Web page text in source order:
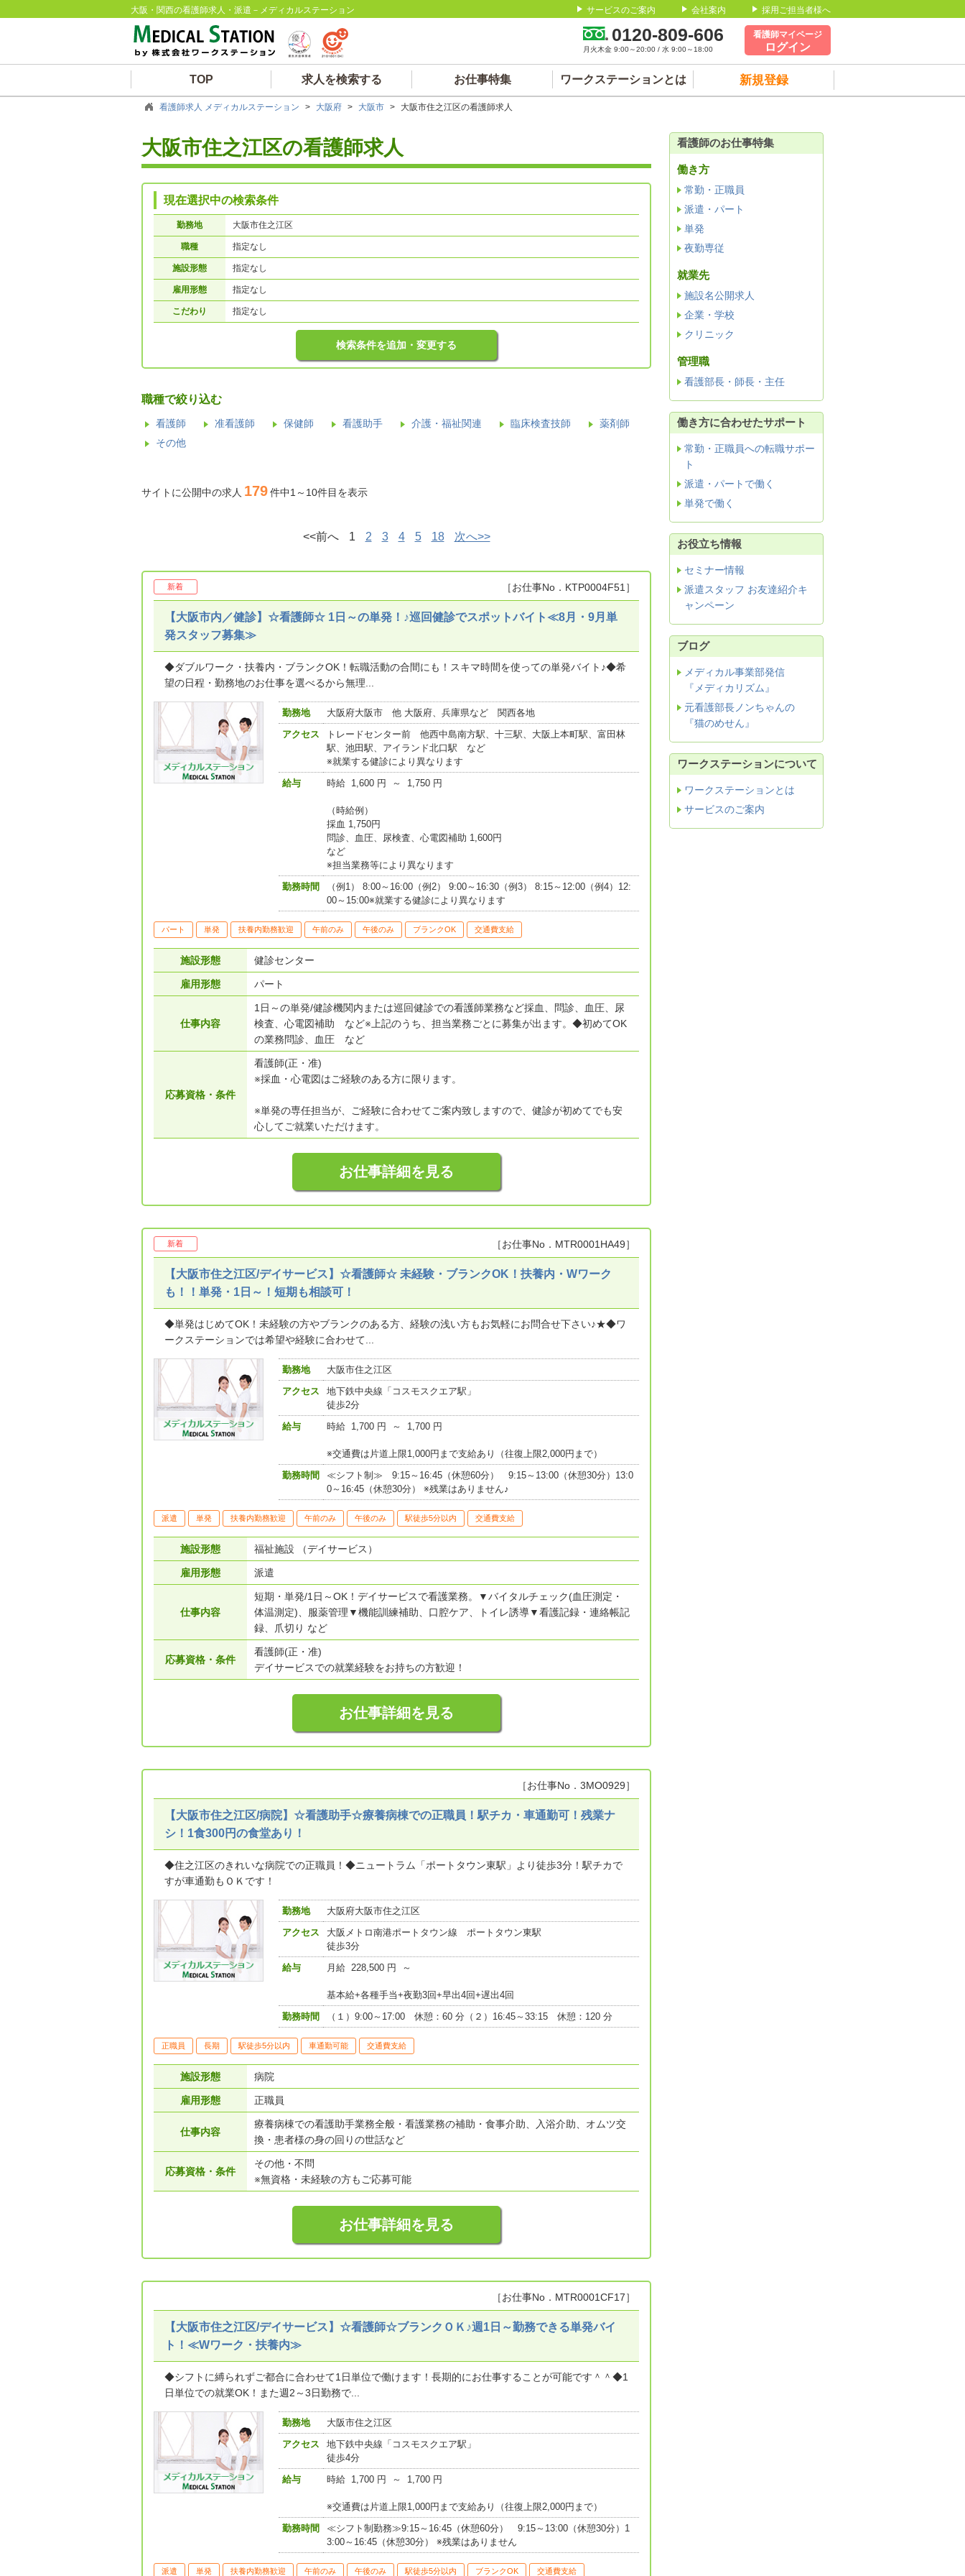
大阪・関西の看護師求人・派遣－メディカルステーション サービスのご案内 会社案内 採用ご担当者様へ
0120-809-606
月火木金 9:00～20:00 / 水 9:00～18:00
看護師マイページ
ログイン
TOP 求人を検索する お仕事特集 ワークステーションとは 新規登録
看護師求人 メディカルステーション > 大阪府 > 大阪市 > 大阪市住之江区の看護師求人
大阪市住之江区の看護師求人
現在選択中の検索条件
勤務地 大阪市住之江区
職種 指定なし
施設形態 指定なし
雇用形態 指定なし
こだわり 指定なし
検索条件を追加・変更する
職種で絞り込む
看護師 准看護師 保健師 看護助手 介護・福祉関連 臨床検査技師
薬剤師
その他
サイトに公開中の求人 179件中1～10件目を表示
<<前へ 1 2 3 4 5 18 次へ>>
［お仕事No．KTP0004F51］
新着
【大阪市内／健診】☆看護師☆ 1日～の単発！♪巡回健診でスポットバイト≪8月・9月単
発スタッフ募集≫
◆ダブルワーク・扶養内・ブランクOK！転職活動の合間にも！スキマ時間を使っての単発バイト♪◆希
望の日程・勤務地のお仕事を選べるから無理...
勤務地
大阪府大阪市 他 大阪府、兵庫県など 関西各地
アクセス
トレードセンター前 他西中島南方駅、十三駅、大阪上本町駅、富田林
駅、池田駅、アイランド北口駅 など
※就業する健診により異なります
給与
時給 1,600 円 ～ 1,750 円
（時給例）
採血 1,750円
問診、血圧、尿検査、心電図補助 1,600円
など
※担当業務等により異なります
勤務時間
（例1） 8:00～16:00（例2） 9:00～16:30（例3） 8:15～12:00（例4）12:
00～15:00※就業する健診により異なります
パート 単発 扶養内勤務歓迎 午前のみ 午後のみ ブランクOK 交通費支給
施設形態 健診センター
雇用形態 パート
仕事内容
1日～の単発/健診機関内または巡回健診での看護師業務など採血、問診、血圧、尿
検査、心電図補助 など※上記のうち、担当業務ごとに募集が出ます。◆初めてOK
の業務問診、血圧 など
応募資格・条件
看護師(正・准)
※採血・心電図はご経験のある方に限ります。
※単発の専任担当が、ご経験に合わせてご案内致しますので、健診が初めてでも安
心してご就業いただけます。
お仕事詳細を見る
［お仕事No．MTR0001HA49］
新着
【大阪市住之江区/デイサービス】☆看護師☆ 未経験・ブランクOK！扶養内・Wワーク
も！！単発・1日～！短期も相談可！
◆単発はじめてOK！未経験の方やブランクのある方、経験の浅い方もお気軽にお問合せ下さい♪★◆ワ
ークステーションでは希望や経験に合わせて...
勤務地
大阪市住之江区
アクセス
地下鉄中央線「コスモスクエア駅」
徒歩2分
給与
時給 1,700 円 ～ 1,700 円
※交通費は片道上限1,000円まで支給あり（往復上限2,000円まで）
勤務時間
≪シフト制≫ 9:15～16:45（休憩60分） 9:15～13:00（休憩30分）13:0
0～16:45（休憩30分） ※残業はありません♪
派遣 単発 扶養内勤務歓迎 午前のみ 午後のみ 駅徒歩5分以内 交通費支給
施設形態 福祉施設 （デイサービス）
雇用形態 派遣
仕事内容
短期・単発/1日～OK！デイサービスで看護業務。▼バイタルチェック(血圧測定・
体温測定)、服薬管理▼機能訓練補助、口腔ケア、トイレ誘導▼看護記録・連絡帳記
録、爪切り など
応募資格・条件
看護師(正・准)
デイサービスでの就業経験をお持ちの方歓迎！
お仕事詳細を見る
［お仕事No．3MO0929］
【大阪市住之江区/病院】☆看護助手☆療養病棟での正職員！駅チカ・車通勤可！残業ナ
シ！1食300円の食堂あり！
◆住之江区のきれいな病院での正職員！◆ニュートラム「ポートタウン東駅」より徒歩3分！駅チカで
すが車通勤もＯＫです！
勤務地
大阪府大阪市住之江区
アクセス
大阪メトロ南港ポートタウン線 ポートタウン東駅
徒歩3分
給与
月給 228,500 円 ～
基本給+各種手当+夜勤3回+早出4回+遅出4回
勤務時間
（１）9:00～17:00 休憩：60 分（２）16:45～33:15 休憩：120 分
正職員 長期 駅徒歩5分以内 車通勤可能 交通費支給
施設形態 病院
雇用形態 正職員
仕事内容
療養病棟での看護助手業務全般・看護業務の補助・食事介助、入浴介助、オムツ交
換・患者様の身の回りの世話など
応募資格・条件
その他・不問
※無資格・未経験の方もご応募可能
お仕事詳細を見る
［お仕事No．MTR0001CF17］
【大阪市住之江区/デイサービス】☆看護師☆ブランクＯＫ♪週1日～勤務できる単発バイ
ト！≪Wワーク・扶養内≫
◆シフトに縛られずご都合に合わせて1日単位で働けます！長期的にお仕事することが可能です＾＾◆1
日単位での就業OK！また週2～3日勤務で...
勤務地
大阪市住之江区
アクセス
地下鉄中央線「コスモスクエア駅」
徒歩4分
給与
時給 1,700 円 ～ 1,700 円
※交通費は片道上限1,000円まで支給あり（往復上限2,000円まで）
勤務時間
≪シフト制勤務≫9:15～16:45（休憩60分） 9:15～13:00（休憩30分）1
3:00～16:45（休憩30分） ※残業はありません
派遣 単発 扶養内勤務歓迎 午前のみ 午後のみ 駅徒歩5分以内 ブランクOK 交通費支給
看護師のお仕事特集
働き方
常勤・正職員
派遣・パート
単発
夜勤専従
就業先
施設名公開求人
企業・学校
クリニック
管理職
看護部長・師長・主任
働き方に合わせたサポート
常勤・正職員への転職サポー
ト
派遣・パートで働く
単発で働く
お役立ち情報
セミナー情報
派遣スタッフ お友達紹介キ
ャンペーン
ブログ
メディカル事業部発信
『メディカリズム』
元看護部長ノンちゃんの
『猫のめせん』
ワークステーションについて
ワークステーションとは
サービスのご案内